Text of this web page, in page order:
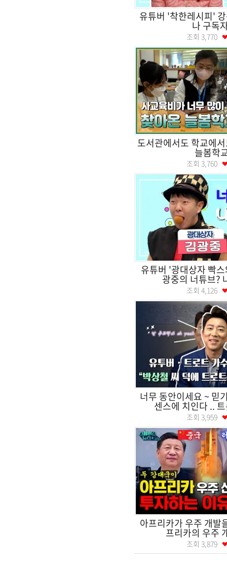
유튜버 '착한레시피'
나 구독
조회 3,770
도서관에서도 학교에
늘봄학
조회 3,760
유튜버 '광대상자 빡
광중의 너튜브?
조회 4,126
너무 동안이세요 ~ 믿
센스에 치인다 ..
조회 3,959
아프리카가 우주 개발
프리카의 우주
조회 3,879